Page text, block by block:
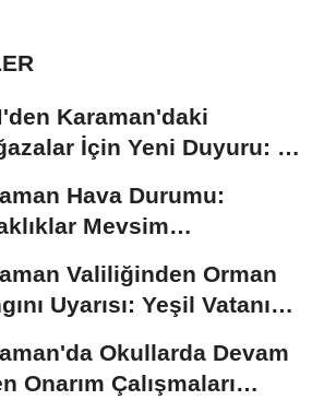
Karaman'daki
İçin Yeni Duyuru: 11
Hava Durumu:
Mevsim
Valiliğinden Orman
Uyarısı: Yeşil Vatanı
Okullarda Devam
Onarım Çalışmaları